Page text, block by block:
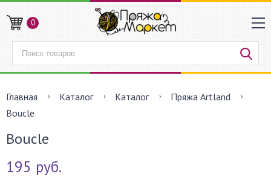
0
Главная Каталог Каталог
Пряжа Artland
Boucle
Boucle
195 руб.